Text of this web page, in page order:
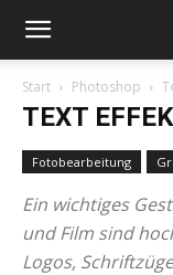
Start Photoshop
TEXT
Fotobearbeitung
Ein wichtiges
und Film sind
Logos,